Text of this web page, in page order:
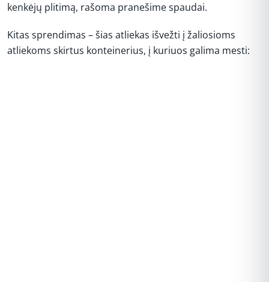
kenkėjų plitimą, rašoma pranešime spaudai.
Kitas sprendimas – šias atliekas išvežti į žaliosioms
atliekoms skirtus konteinerius, į kuriuos galima mesti: